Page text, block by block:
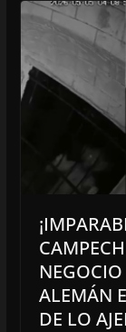
ALEMÁN
DE LO